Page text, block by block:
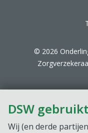
DSW
Wij (en derde
© 2026